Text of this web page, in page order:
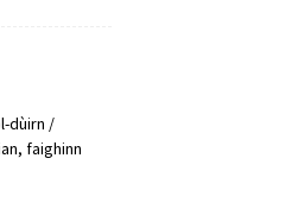
dùirn /
faighinn